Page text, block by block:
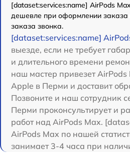
[dataset:services:name] AirPods
дешевле при оформлении
заказа звонка.
[dataset:services:name]
выезде, если не требует
и длительного времени
наш мастер привезет AirPods
Apple в Перми и доставит
Позвоните и наш сотрудник
Перми проконсультирует и
работ над AirPods Max.
AirPods Max по нашей
занимает 3-4 часа при